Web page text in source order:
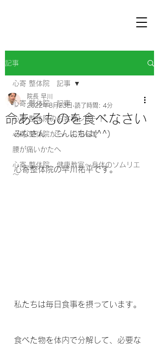
記事
心寄 整体院 記事
心寄 整体院のお客様レポート
心寄 整体院から お知らせ
腰が痛いかたへ
心寄 整体院 健康教室～身体のソムリエ
～
心寄 整体院 記事
命あるものを食べなさい
院長 早川
2022年8月23日 読了時間: 4分
みなさん　こんにちは(^^)
心寄整体院の早川祐平です。
私たちは毎日食事を摂っています。
食べた物を体内で分解して、必要な